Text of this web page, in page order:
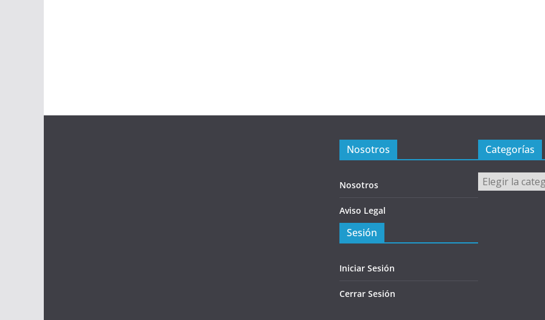
Nosotros
Nosotros
Aviso Legal
Sesión
Iniciar Sesión
Cerrar Sesión
Categorías
Categorías